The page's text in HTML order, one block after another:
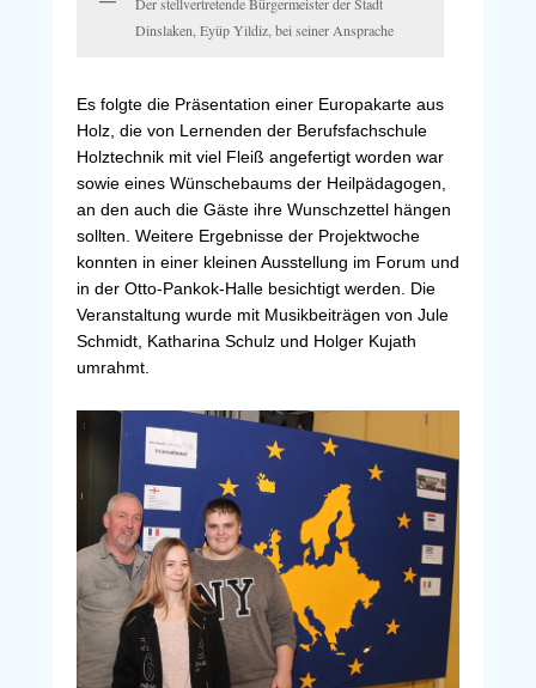
Der stellvertretende Bürgermeister der Stadt
Dinslaken, Eyüp Yildiz, bei seiner Ansprache
Es folgte die Präsentation einer Europakarte aus
Holz, die von Lernenden der Berufsfachschule
Holztechnik mit viel Fleiß angefertigt worden war
sowie eines Wünschebaums der Heilpädagogen,
an den auch die Gäste ihre Wunschzettel hängen
sollten. Weitere Ergebnisse der Projektwoche
konnten in einer kleinen Ausstellung im Forum und
in der Otto-Pankok-Halle besichtigt werden. Die
Veranstaltung wurde mit Musikbeiträgen von Jule
Schmidt, Katharina Schulz und Holger Kujath
umrahmt.